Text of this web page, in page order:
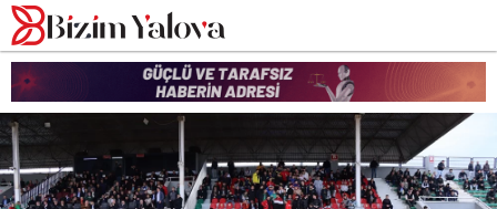
romabet
romabet
romabet
deneme
bonusu
veren
siteler